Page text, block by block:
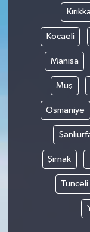
Kocaeli
Manisa
Muş
Osmaniye
Şırnak
Tunceli